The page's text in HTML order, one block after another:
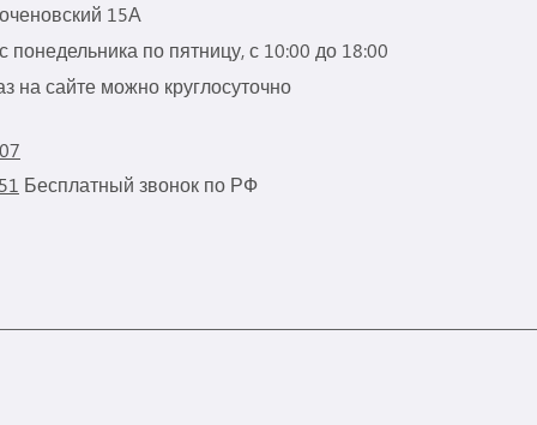
15А
по пятницу, с 10:00 до 18:00
на сайте можно круглосуточно
Бесплатный звонок по РФ